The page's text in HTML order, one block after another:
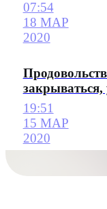
07:54
18 МАР
2020
19:51
15 МАР
2020